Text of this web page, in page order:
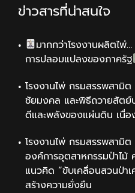
ข่าวสารที่น่าสนใจ
มากกว่าโรงงานผลิตไ
การปลอมแปลงของภาครัฐ
โรงงานไพ่ กรมสรรพสามิ
ชัยมงคล และพิธีถวายสัตย์
ดีและพลังของแผ่นดิน เนื่อ
โรงงานไพ่ กรมสรรพสามิต
องค์การอุตสาหกรรมป่าไ
แนวคิด “ขับเคลื่อนสวนป่า
สร้างความยั่งยืน